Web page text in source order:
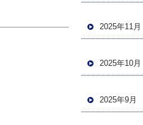
2025年11月
2025年10月
2025年9月